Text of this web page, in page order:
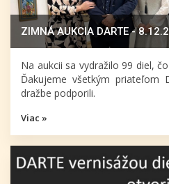
ZIMNÁ AUKCIA DARTE -
Na aukcii sa vydražilo 99 diel,
Ďakujeme všetkým priateľom
dražbe podporili.
Viac »